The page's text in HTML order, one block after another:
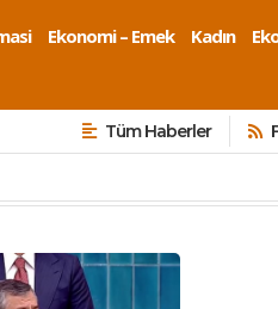
Ekonomi – Emek Kadın
Tüm Haberler